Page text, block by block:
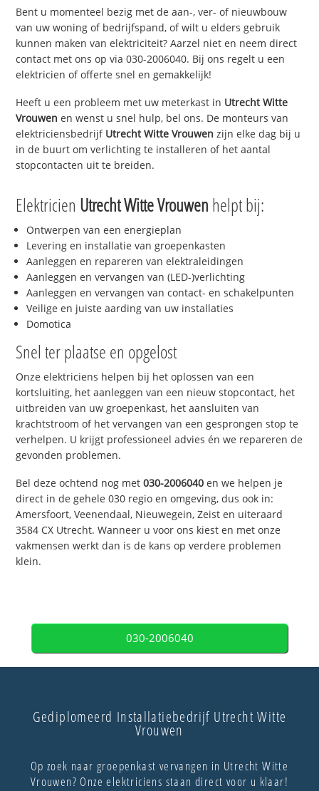
Bent u momenteel bezig met de aan-, ver- of nieuwbouw
van uw woning of bedrijfspand, of wilt u elders gebruik
kunnen maken van elektriciteit? Aarzel niet en neem direct
contact met ons op via 030-2006040. Bij ons regelt u een
elektricien of offerte snel en gemakkelijk!
Heeft u een probleem met uw meterkast in Utrecht Witte
Vrouwen en wenst u snel hulp, bel ons. De monteurs van
elektriciensbedrijf Utrecht Witte Vrouwen zijn elke dag bij u
in de buurt om verlichting te installeren of het aantal
stopcontacten uit te breiden.
Elektricien Utrecht Witte Vrouwen helpt bij:
Ontwerpen van een energieplan
Levering en installatie van groepenkasten
Aanleggen en repareren van elektraleidingen
Aanleggen en vervangen van (LED-)verlichting
Aanleggen en vervangen van contact- en schakelpunten
Veilige en juiste aarding van uw installaties
Domotica
Snel ter plaatse en opgelost
Onze elektriciens helpen bij het oplossen van een
kortsluiting, het aanleggen van een nieuw stopcontact, het
uitbreiden van uw groepenkast, het aansluiten van
krachtstroom of het vervangen van een gesprongen stop te
verhelpen. U krijgt professioneel advies én we repareren de
gevonden problemen.
Bel deze ochtend nog met030-2006040 en we helpen je
direct in de gehele 030 regio en omgeving, dus ook in:
Amersfoort, Veenendaal, Nieuwegein, Zeist en uiteraard
3584 CX Utrecht. Wanneer u voor ons kiest en met onze
vakmensen werkt dan is de kans op verdere problemen
klein.
030-2006040
Gediplomeerd Installatiebedrijf Utrecht Witte
Vrouwen
Op zoek naar groepenkast vervangen in Utrecht Witte
Vrouwen? Onze elektriciens staan direct voor u klaar!